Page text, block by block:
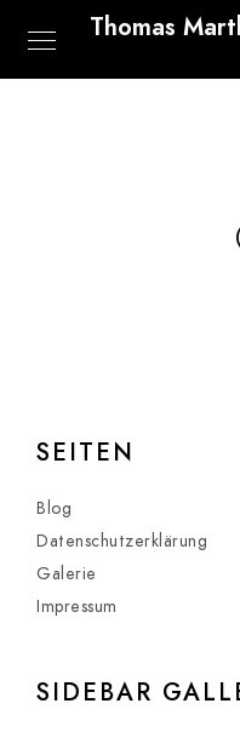
Thomas
SEITEN
Blog
Datenschutzerklärung
Galerie
Impressum
SIDEBAR